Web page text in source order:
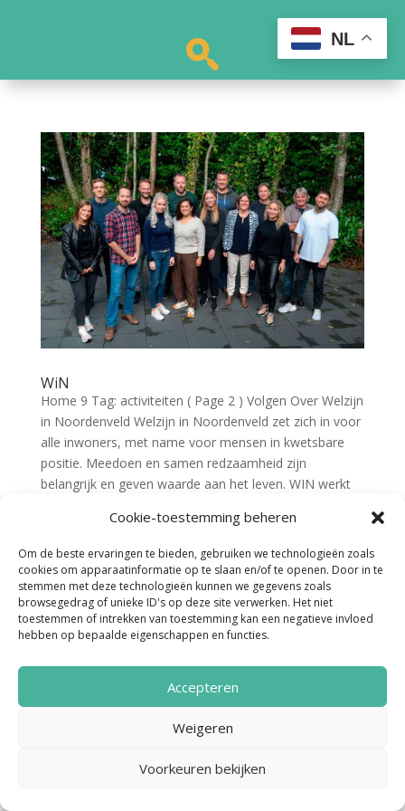
Cookie-toestemming beheren
Om de beste ervaringen te bieden, gebruiken we technologieën zoals
cookies om apparaatinformatie op te slaan en/of te openen. Door in te
stemmen met deze technologieën kunnen we gegevens zoals
browsegedrag of unieke ID's op deze site verwerken. Het niet
toestemmen of intrekken van toestemming kan een negatieve invloed
hebben op bepaalde eigenschappen en functies.
Accepteren
Weigeren
Voorkeuren bekijken
WiN
Home 9 Tag: activiteiten ( Page 2 ) Volgen Over Welzijn
in Noordenveld Welzijn in Noordenveld zet zich in voor
alle inwoners, met name voor mensen in kwetsbare
positie. Meedoen en samen redzaamheid zijn
belangrijk en geven waarde aan het leven. WIN werkt
Media Totaal Noord
NL